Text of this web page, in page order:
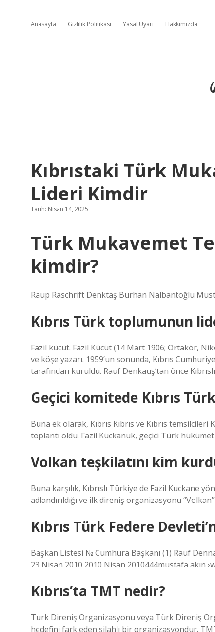
Anasayfa Gizlilik Politikası Yasal Uyarı Hakkımızda
Kıbrıstaki Türk
Lideri Kimdir
Tarih: Nisan 14, 2025
Türk Mukavemet
kimdir?
Raup Raschrift Denktaş Burhan Nalbantoğlu
Kıbrıs Türk toplumunun
Fazil kücüt. Fazil Kücüt (14 Mart 1906; Ortakör,
ve köşe yazarı. 1959’un sonunda, Kıbrıs
tarafından kuruldu. Rauf Denkauş’tan önce
Geçici komitede Kıbrıs
Buna ek olarak, Kıbrıs Kıbrıs ve Kıbrıs
toplantı oldu. Fazil Kückanuk, geçici Türk
Volkan teşkilatını kim
Buna karşılık, Kıbrıslı Türkiye de Fazil Kückane
adlandırıldığı ve ilk direniş organizasyonu
Kıbrıs Türk Federe
Başkan Listesi № Cumhura Başkanı (1) Rauf
23 Nisan 2010 2010 Nisan 2010444mustafa akın
Kıbrıs’ta TMT nedir?
Türk Direniş Organizasyonu veya Türk Direniş
hedefini fark eden silahlı bir organizasyondur.